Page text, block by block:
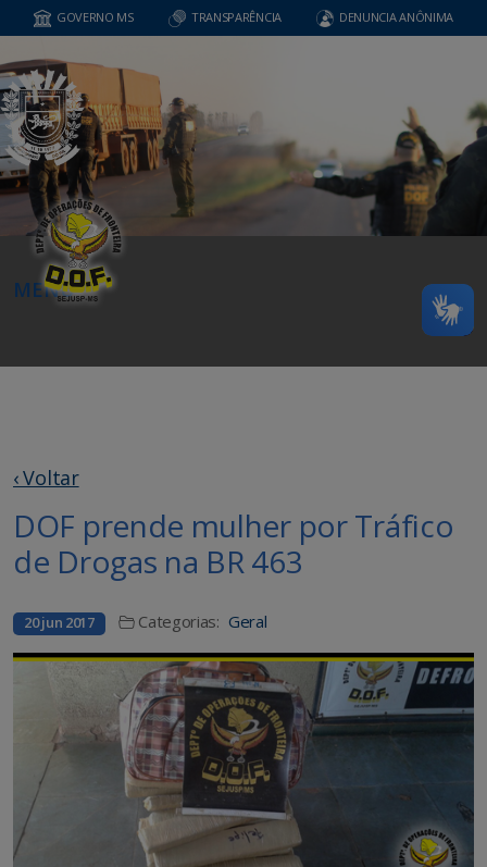
GOVERNO MS TRANSPARÊNCIA DENUNCIA ANÔNIMA
MENU
‹ Voltar
DOF prende mulher por Tráfico
de Drogas na BR 463
20 jun 2017 Categorias: Geral